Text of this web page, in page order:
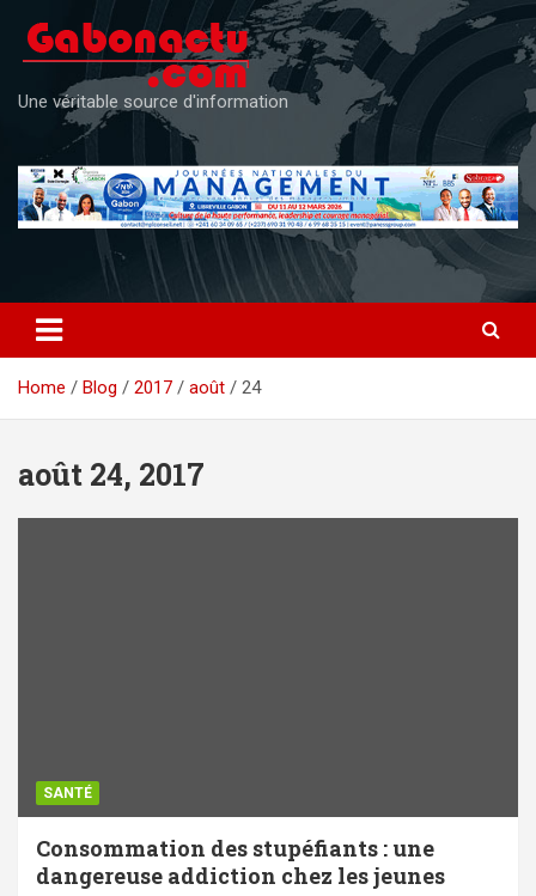
content
Une véritable source d'information
Home Blog 2017 août 24
août 24, 2017
SANTÉ
Consommation des stupéfiants : une
dangereuse addiction chez les jeunes